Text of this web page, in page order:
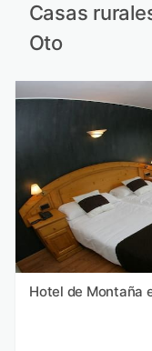
Casas
Oto
Hotel de Montaña